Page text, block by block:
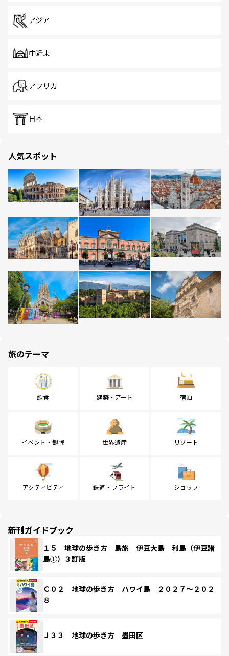
アジア
中近東
アフリカ
日本
人気スポット
旅のテーマ
飲食 建築・アート 宿泊
イベント・観戦 世界遺産 リゾート
アクティビティ 鉄道・フライト ショップ
新刊ガイドブック
１５ 地球の歩き方 島旅 伊豆大島 利島（伊豆諸
島①）３訂版
Ｃ０２ 地球の歩き方 ハワイ島 ２０２７～２０２
８
Ｊ３３ 地球の歩き方 墨田区